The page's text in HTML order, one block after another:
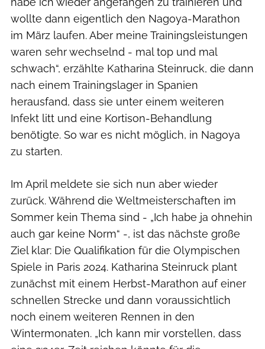
wollte dann eigentlich den Nagoya-Marathon
im März laufen. Aber meine Trainingsleistungen
waren sehr wechselnd - mal top und mal
schwach“, erzählte Katharina Steinruck, die dann
nach einem Trainingslager in Spanien
herausfand, dass sie unter einem weiteren
Infekt litt und eine Kortison-Behandlung
benötigte. So war es nicht möglich, in Nagoya
zu starten.
Im April meldete sie sich nun aber wieder
zurück. Während die Weltmeisterschaften im
Sommer kein Thema sind - „Ich habe ja ohnehin
auch gar keine Norm“ -, ist das nächste große
Ziel klar: Die Qualifikation für die Olympischen
Spiele in Paris 2024. Katharina Steinruck plant
zunächst mit einem Herbst-Marathon auf einer
schnellen Strecke und dann voraussichtlich
noch einem weiteren Rennen in den
Wintermonaten. „Ich kann mir vorstellen, dass